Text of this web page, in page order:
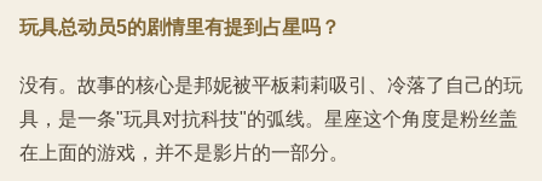
玩具总动员5的剧情里有提到占星吗？
没有。故事的核心是邦妮被平板莉莉吸引、冷落了自己的玩
具，是一条"玩具对抗科技"的弧线。星座这个角度是粉丝盖
在上面的游戏，并不是影片的一部分。